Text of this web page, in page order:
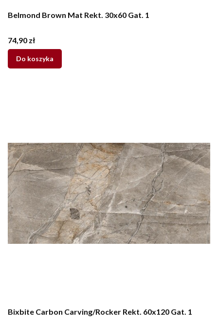
Belmond Brown Mat Rekt. 30x60 Gat. 1
Cena
74,90 zł
Do koszyka
Bixbite Carbon Carving/Rocker Rekt. 60x120 Gat. 1